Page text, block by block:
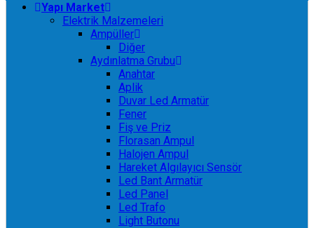
Yapı Market
Elektrik Malzemeleri
Ampüller
Diğer
Aydınlatma Grubu
Anahtar
Aplik
Duvar Led Armatür
Fener
Fiş ve Priz
Florasan Ampul
Halojen Ampul
Hareket Algılayıcı Sensör
Led Bant Armatür
Led Panel
Led Trafo
Light Butonu